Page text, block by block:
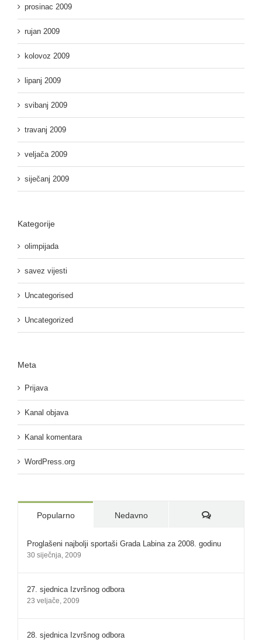
prosinac 2009
rujan 2009
kolovoz 2009
lipanj 2009
svibanj 2009
travanj 2009
veljača 2009
siječanj 2009
Kategorije
olimpijada
savez vijesti
Uncategorised
Uncategorized
Meta
Prijava
Kanal objava
Kanal komentara
WordPress.org
Popularno Nedavno Komentari:
Proglašeni najbolji sportaši Grada Labina za 2008. godinu
30 siječnja, 2009
27. sjednica Izvršnog odbora
23 veljače, 2009
28. sjednica Izvršnog odbora